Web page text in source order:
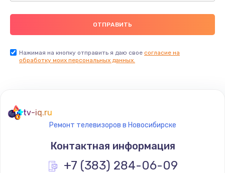
400 руб.
Не реагирует на кнопки
Не сопряжается с устройством
Нажимая на кнопку отправить я даю свое согласие на
обработку моих персональных данных.
tv-iq.ru
Ремонт телевизоров в Новосибирске
Контактная информация
+7 (383) 284-06-09